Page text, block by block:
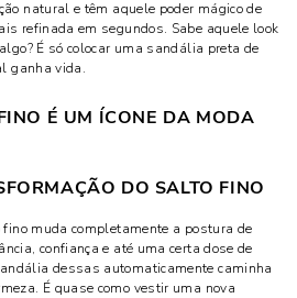
natural e têm aquele poder mágico de
refinada em segundos. Sabe aquele look
É só colocar uma sandália preta de
ganha vida.
É UM ÍCONE DA MODA
DO SALTO FINO
fino muda completamente a postura de
confiança e até uma certa dose de
dessas automaticamente caminha
É quase como vestir uma nova